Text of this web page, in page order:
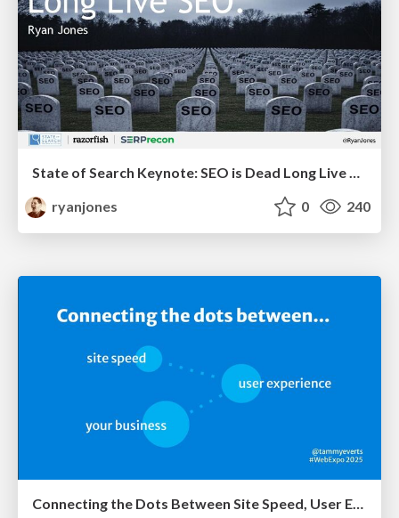
State of Search Keynote: SEO is Dead Long Live SEO
ryanjones
0 240
Connecting the Dots Between Site Speed, User Experience & Your Business [WebExpo 2025]